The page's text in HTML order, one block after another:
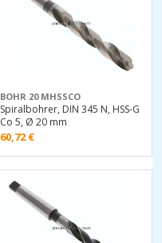
BOHR 20 MHSSCO
Spiralbohrer, DIN 345 N, HSS-G
Co 5, Ø 20 mm
60,72€